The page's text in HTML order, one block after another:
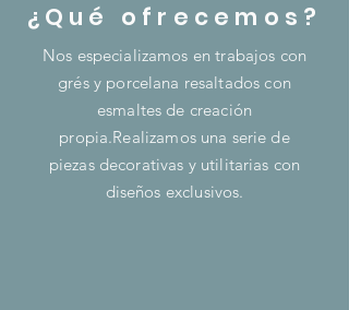
¿Qué ofrecemos?
Nos especializamos en trabajos con
grés y porcelana resaltados con
esmaltes de creación
propia.Realizamos una serie de
piezas decorativas y utilitarias con
diseños exclusivos.